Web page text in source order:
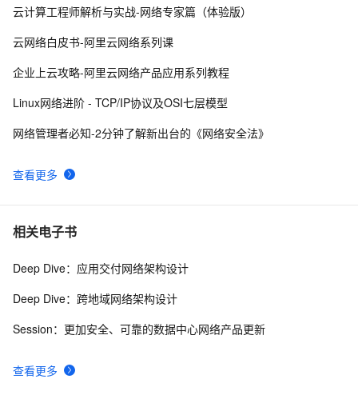
10《企业运维之云上网络原理与实践》——第三章 云上网
VPC&EIP&NAT&共享带宽&SLB（上）（1）
查看更多
云计算工程师解析与实战-网络专家篇（体验版）
云网络白皮书-阿里云网络系列课
企业上云攻略-阿里云网络产品应用系列教程
Linux网络进阶 - TCP/IP协议及OSI七层模型
网络管理者必知-2分钟了解新出台的《网络安全法》
相关电子书
查看更多
Deep Dive：应用交付网络架构设计
Deep Dive：跨地域网络架构设计
Session：更加安全、可靠的数据中心网络产品更新